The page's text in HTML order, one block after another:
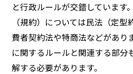
と行政ルールが交錯しています
（規約）については民法（定
費者契約法や特商法などがあり
に関するルールと関連する部分
解する必要があります。